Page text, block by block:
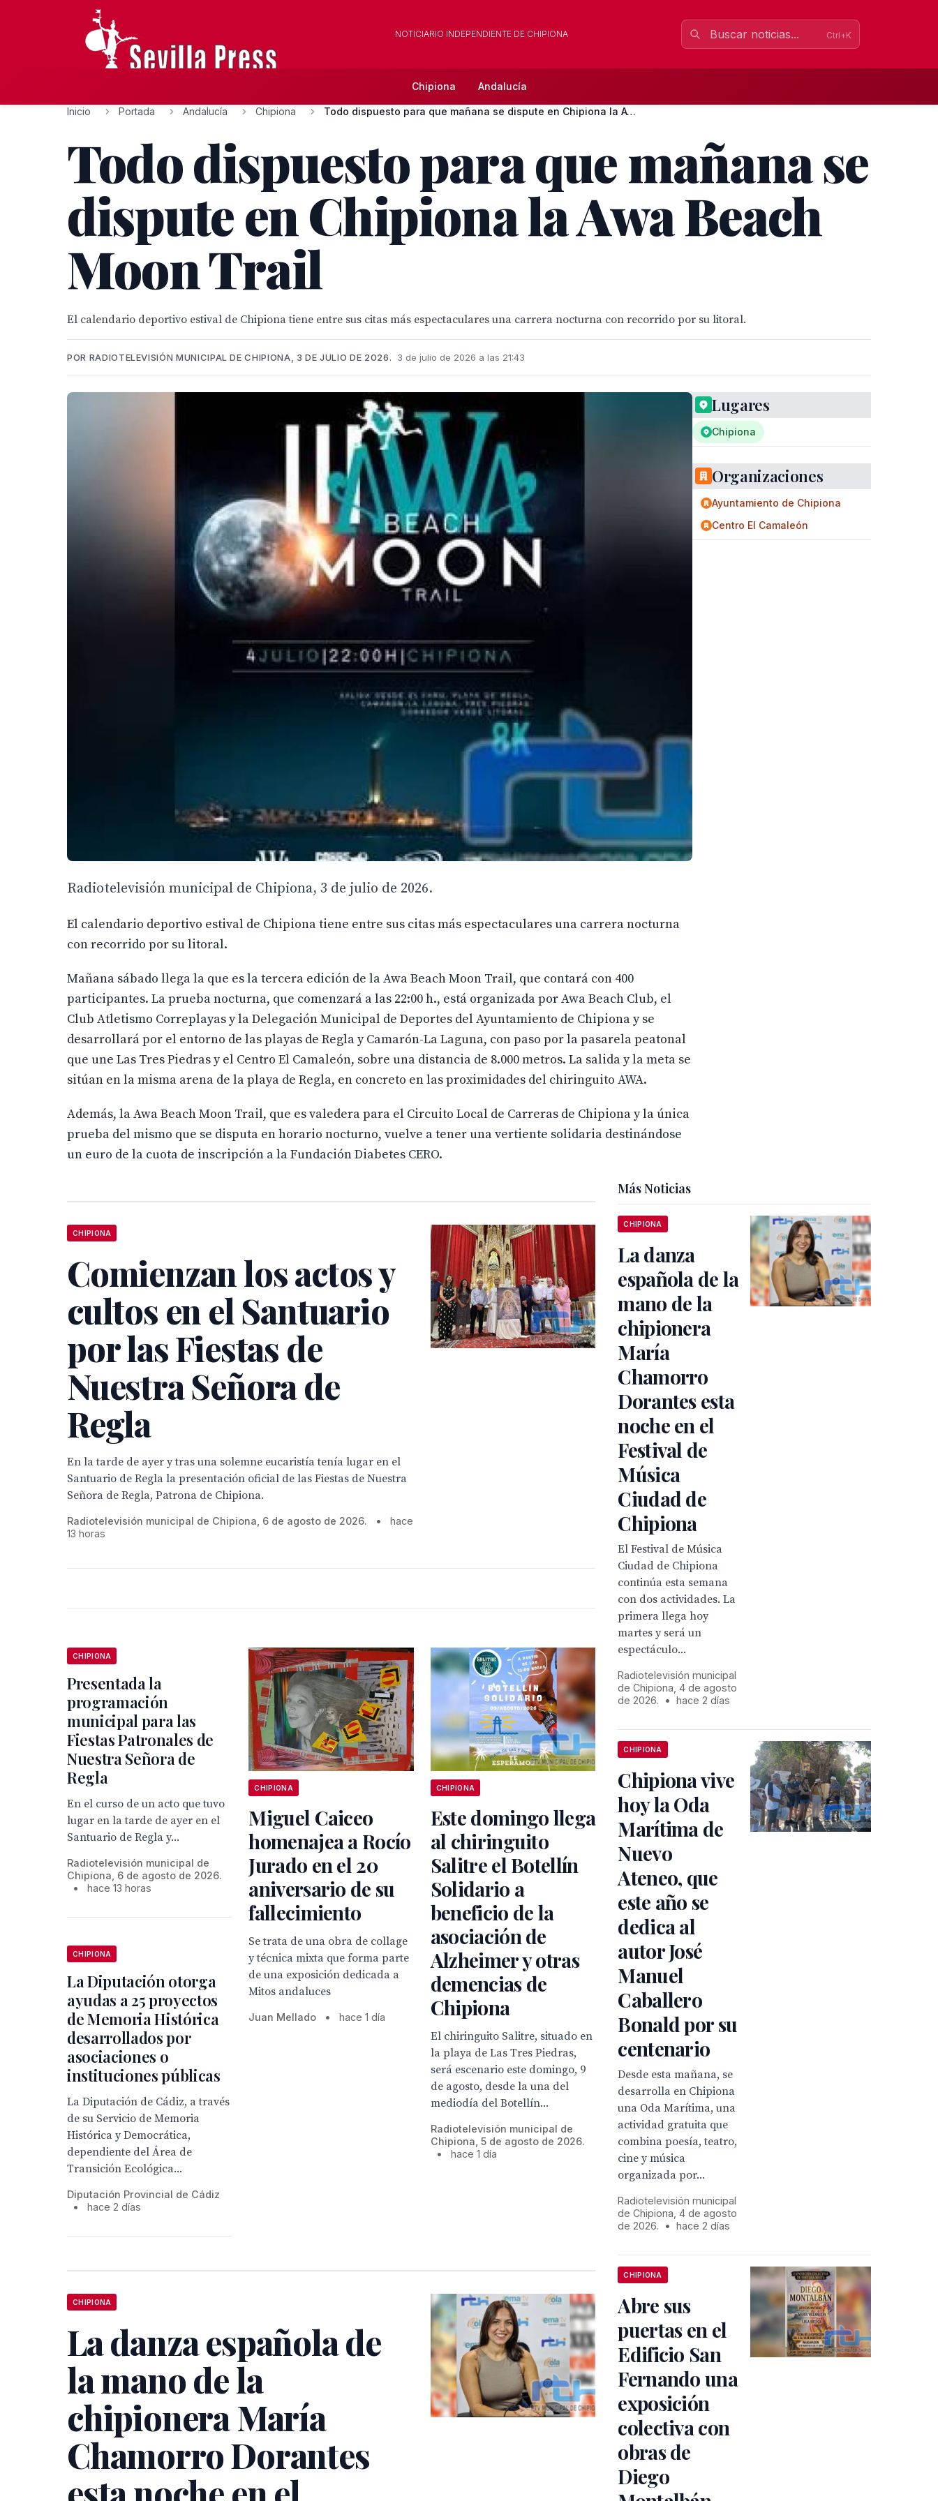
NOTICIARIO INDEPENDIENTE DE CHIPIONA Ctrl+K
Chipiona Andalucía
Inicio Portada Andalucía Chipiona Todo dispuesto para que mañana se dispute en Chipiona la Awa...
Todo dispuesto para que mañana se
dispute en Chipiona la Awa Beach
Moon Trail
El calendario deportivo estival de Chipiona tiene entre sus citas más espectaculares una carrera nocturna con recorrido por su litoral.
POR RADIOTELEVISIÓN MUNICIPAL DE CHIPIONA, 3 DE JULIO DE 2026. 3 de julio de 2026 a las 21:43
Radiotelevisión municipal de Chipiona, 3 de julio de 2026.
El calendario deportivo estival de Chipiona tiene entre sus citas más espectaculares una carrera nocturna
con recorrido por su litoral.
Mañana sábado llega la que es la tercera edición de la Awa Beach Moon Trail, que contará con 400
participantes. La prueba nocturna, que comenzará a las 22:00 h., está organizada por Awa Beach Club, el
Club Atletismo Correplayas y la Delegación Municipal de Deportes del Ayuntamiento de Chipiona y se
desarrollará por el entorno de las playas de Regla y Camarón-La Laguna, con paso por la pasarela peatonal
que une Las Tres Piedras y el Centro El Camaleón, sobre una distancia de 8.000 metros. La salida y la meta se
sitúan en la misma arena de la playa de Regla, en concreto en las proximidades del chiringuito AWA.
Además, la Awa Beach Moon Trail, que es valedera para el Circuito Local de Carreras de Chipiona y la única
prueba del mismo que se disputa en horario nocturno, vuelve a tener una vertiente solidaria destinándose
un euro de la cuota de inscripción a la Fundación Diabetes CERO.
Lugares
Chipiona
Organizaciones
Ayuntamiento de Chipiona
Centro El Camaleón
CHIPIONA
Comienzan los actos y
cultos en el Santuario
por las Fiestas de
Nuestra Señora de
Regla
En la tarde de ayer y tras una solemne eucaristía tenía lugar en el
Santuario de Regla la presentación oficial de las Fiestas de Nuestra
Señora de Regla, Patrona de Chipiona.
Radiotelevisión municipal de Chipiona, 6 de agosto de 2026. •
hace
13 horas
CHIPIONA
Presentada la
programación
municipal para las
Fiestas Patronales de
Nuestra Señora de
Regla
En el curso de un acto que tuvo
lugar en la tarde de ayer en el
Santuario de Regla y...
Radiotelevisión municipal de
Chipiona, 6 de agosto de 2026.
•
hace 13 horas
CHIPIONA
Miguel Caiceo
homenajea a Rocío
Jurado en el 20
aniversario de su
fallecimiento
Se trata de una obra de collage
y técnica mixta que forma parte
de una exposición dedicada a
Mitos andaluces
Juan Mellado • hace 1 día
CHIPIONA
Este domingo llega
al chiringuito
Salitre el Botellín
Solidario a
beneficio de la
asociación de
Alzheimer y otras
demencias de
Chipiona
El chiringuito Salitre, situado en
la playa de Las Tres Piedras,
será escenario este domingo, 9
de agosto, desde la una del
mediodía del Botellín...
Radiotelevisión municipal de
Chipiona, 5 de agosto de 2026.
•
hace 1 día
CHIPIONA
La Diputación otorga
ayudas a 25 proyectos
de Memoria Histórica
desarrollados por
asociaciones o
instituciones públicas
La Diputación de Cádiz, a través
de su Servicio de Memoria
Histórica y Democrática,
dependiente del Área de
Transición Ecológica...
Diputación Provincial de Cádiz
•
hace 2 días
CHIPIONA
La danza española de
la mano de la
chipionera María
Chamorro Dorantes
Más Noticias
CHIPIONA
La danza
española de la
mano de la
chipionera
María
Chamorro
Dorantes esta
noche en el
Festival de
Música
Ciudad de
Chipiona
El Festival de Música
Ciudad de Chipiona
continúa esta semana
con dos actividades. La
primera llega hoy
martes y será un
espectáculo...
Radiotelevisión municipal
de Chipiona, 4 de agosto
de 2026.
• hace 2 días
CHIPIONA
Chipiona vive
hoy la Oda
Marítima de
Nuevo
Ateneo, que
este año se
dedica al
autor José
Manuel
Caballero
Bonald por su
centenario
Desde esta mañana, se
desarrolla en Chipiona
una Oda Marítima, una
actividad gratuita que
combina poesía, teatro,
cine y música
organizada por...
Radiotelevisión municipal
de Chipiona, 4 de agosto
de 2026.
• hace 2 días
CHIPIONA
Abre sus
puertas en el
Edificio San
Fernando una
exposición
colectiva con
obras de
Diego